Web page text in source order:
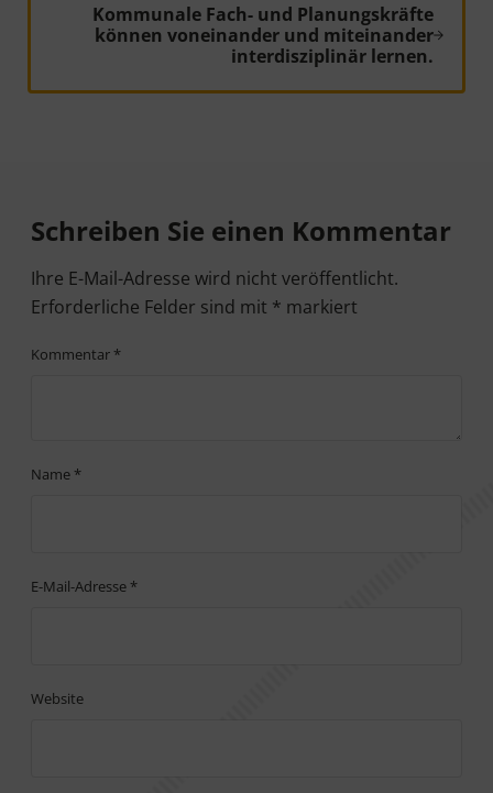
Kommunale Fach- und Planungskräfte
können voneinander und miteinander
interdisziplinär lernen.
Schreiben Sie einen Kommentar
Ihre E-Mail-Adresse wird nicht veröffentlicht.
Erforderliche Felder sind mit * markiert
Kommentar *
Name *
E-Mail-Adresse *
Website